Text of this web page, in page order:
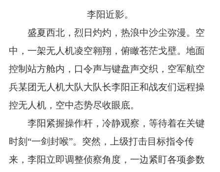
李阳近影。
盛夏西北，烈日灼灼，热浪中沙尘弥漫。空
中，一架无人机凌空翱翔，俯瞰苍茫戈壁。地面
控制站方舱内，口令声与键盘声交织，空军航空
兵某团无人机大队大队长李阳正和战友们远程操
控无人机，空中态势尽收眼底。
李阳紧握操作杆，冷静观察，等待着在关键
时刻“一剑封喉”。突然，上级打击目标指令传
来，李阳立即调整侦察角度，一边紧盯各项参数